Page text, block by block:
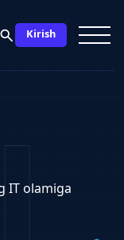
search Kirish
IT olamiga